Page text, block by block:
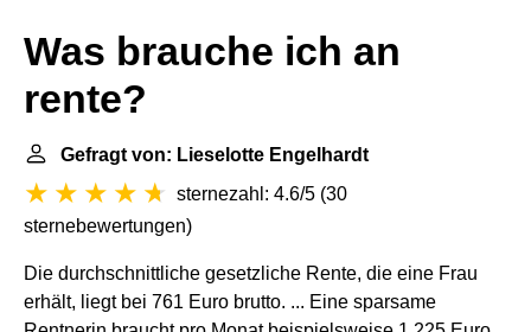
Was brauche ich an
rente?
Gefragt von: Lieselotte Engelhardt
sternezahl: 4.6/5 (30
sternebewertungen)
Die durchschnittliche gesetzliche Rente, die eine Frau
erhält, liegt bei 761 Euro brutto. ... Eine sparsame